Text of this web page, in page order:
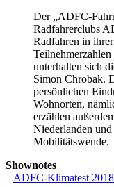
Der „ADFC-
Radfahrerclubs
Radfahren in
unterhalten sich
Simon Chrobak.
persönlichen
Wohnorten,
erzählen
Niederlanden
Mobilitätswende.
Shownotes
– ADFC-Klimatest 2018